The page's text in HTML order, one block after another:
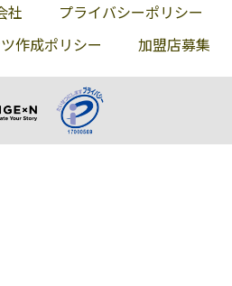
社
プライバシーポリシー
作成ポリシー 加盟店募集